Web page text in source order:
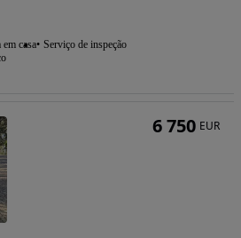
em casa Serviço de inspeção
6 750 EUR